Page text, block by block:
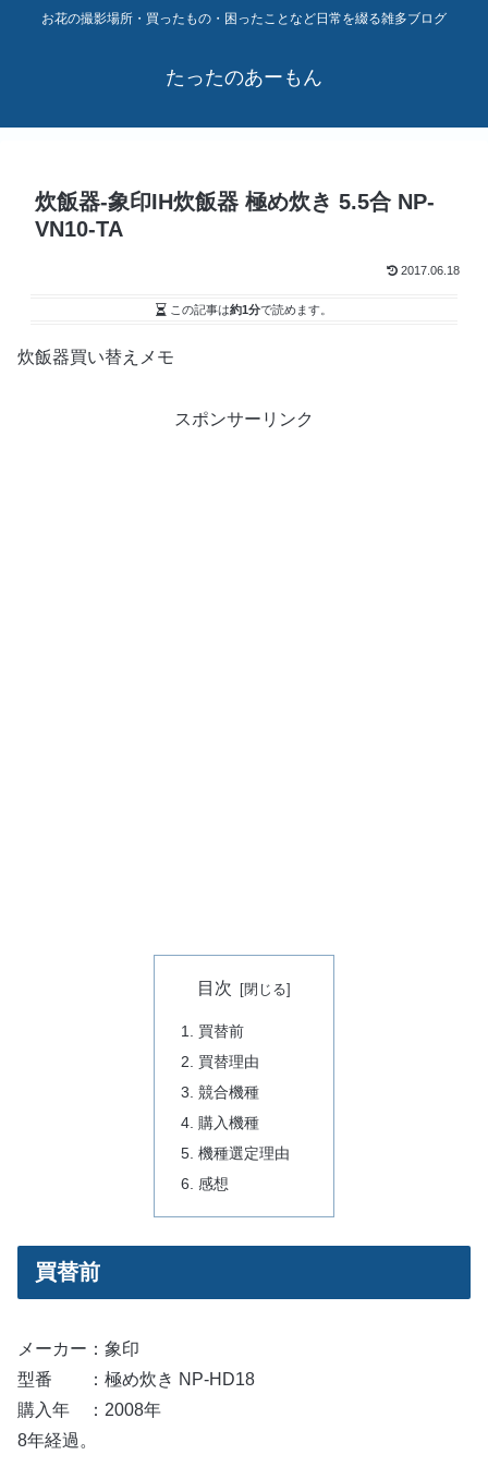
お花の撮影場所・買ったもの・困ったことなど日常を綴る雑多ブログ
たったのあーもん
炊飯器-象印IH炊飯器 極め炊き 5.5合 NP-
VN10-TA
2017.06.18
この記事は約1分で読めます。
炊飯器買い替えメモ
スポンサーリンク
目次
買替前
買替理由
競合機種
購入機種
機種選定理由
感想
買替前
メーカー：象印
型番 ：極め炊き NP-HD18
購入年 ：2008年
8年経過。